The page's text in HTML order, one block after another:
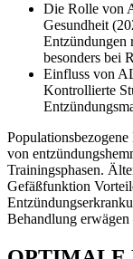
Die Rolle von
Gesundheit
Entzündungen
besonders bei
Einfluss von
Kontrollierte
von
Trainingsphasen.
Gefäßfunktion
Behandlung